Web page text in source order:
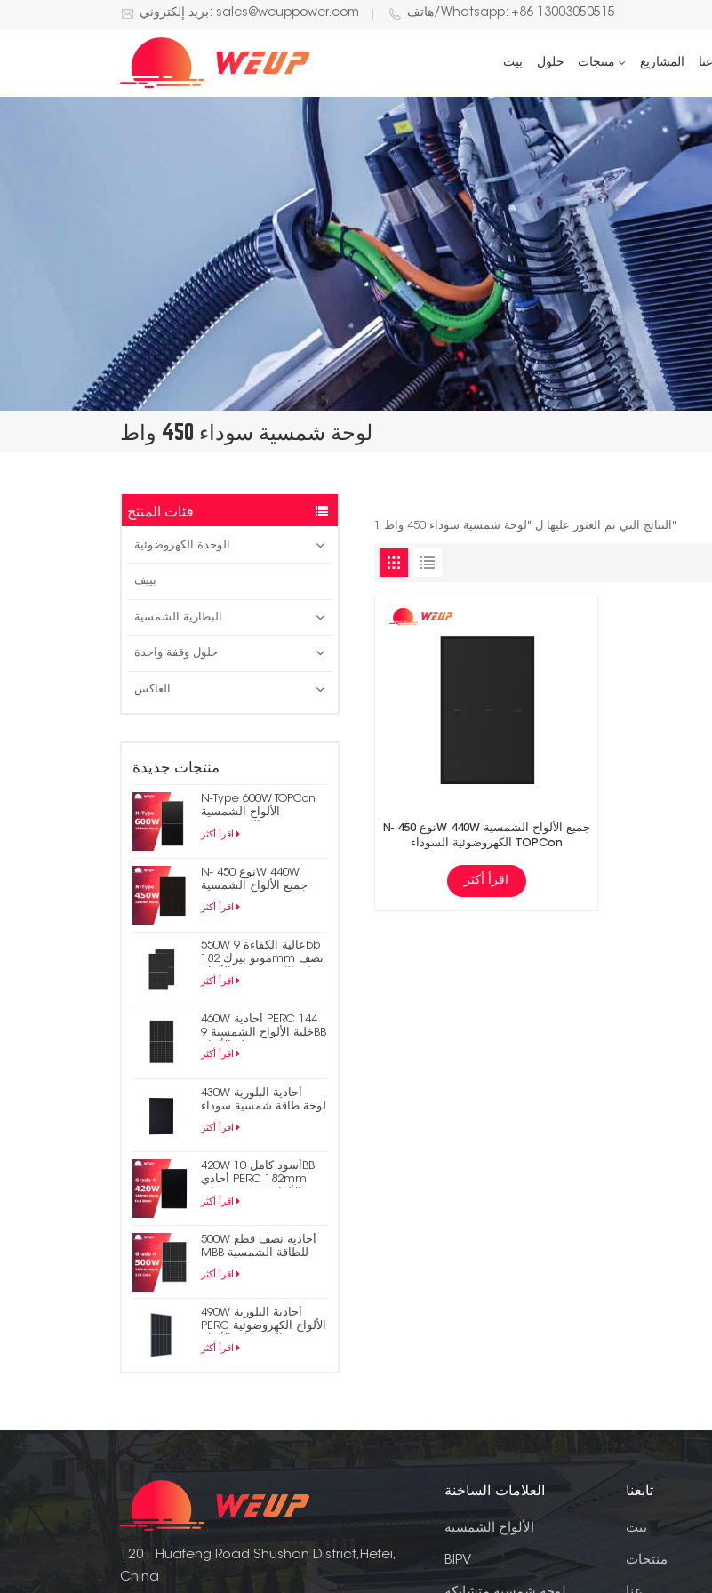
بريد إلكتروني: sales@weuppower.com هاتف/Whatsapp: +86 13003050515
بيت حلول منتجات المشاريع عنا
لوحة شمسية سوداء 450 واط
فئات المنتج
الوحدة الكهروضوئية
بيبف
البطارية الشمسية
حلول وقفة واحدة
العاكس
منتجات جديدة
N-Type 600W TOPCon
الألواح الشمسية
الكهروضوئية
اقرأ أكثر
N- نوع 450W 440W
جميع الألواح الشمسية
الكهروضوئية السوداء
TOPCon
اقرأ أكثر
550W عالية الكفاءة 9bb
مونو بيرك 182mm نصف
خلية الكهروضوئية الألواح
الشمسية
اقرأ أكثر
460W أحادية PERC 144
خلية الألواح الشمسية 9BB
نصف قطع الألواح
الكهروضوئية
اقرأ أكثر
430W أحادية البلورية
لوحة طاقة شمسية سوداء
متشابكة بالكامل
اقرأ أكثر
420W أسود كامل 10BB
أحادي PERC 182mm
نصف خلية PV الألواح
الشمسية
اقرأ أكثر
500W أحادية نصف قطع
MBB للطاقة الشمسية
لوحة الكهروضوئية
اقرأ أكثر
490W أحادية البلورية
PERC الألواح الكهروضوئية
المتشابكة الألواح
الشمسية
اقرأ أكثر
1 النتائج التي تم العثور عليها ل "لوحة شمسية سوداء 450 واط"
N- نوع 450W 440W جميع الألواح الشمسية
الكهروضوئية السوداء TOPCon
اقرأ أكثر
1201 Huafeng Road Shushan District,Hefei,
China
العلامات الساخنة
الألواح الشمسية
BIPV
تابعنا
بيت
منتجات